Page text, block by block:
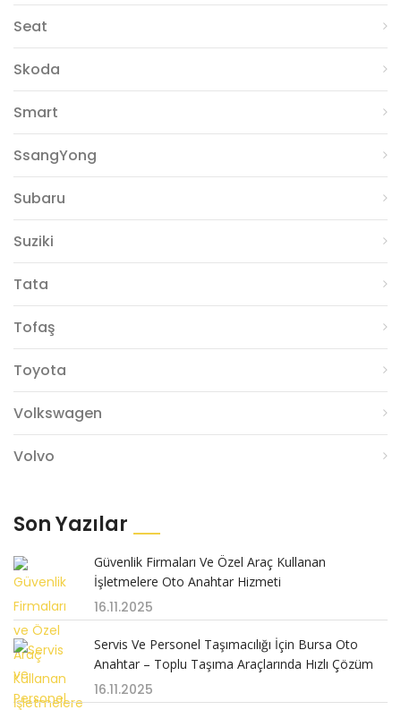
Seat
Skoda
Smart
SsangYong
Subaru
Suziki
Tata
Tofaş
Toyota
Volkswagen
Volvo
Son Yazılar
Güvenlik Firmaları Ve Özel Araç Kullanan
İşletmelere Oto Anahtar Hizmeti
16.11.2025
Servis Ve Personel Taşımacılığı İçin Bursa Oto
Anahtar – Toplu Taşıma Araçlarında Hızlı Çözüm
16.11.2025